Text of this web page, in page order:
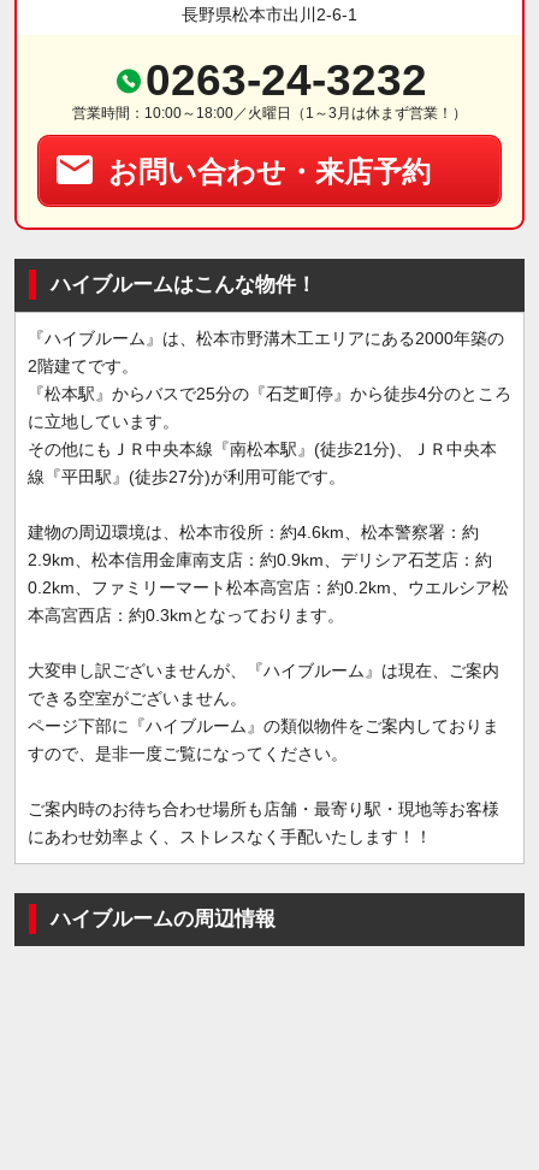
長野県松本市出川2-6-1
0263-24-3232
営業時間：10:00～18:00／火曜日（1～3月は休まず営業！）
お問い合わせ・来店予約
ハイブルームはこんな物件！
『ハイブルーム』は、松本市野溝木工エリアにある2000年築の
2階建てです。
『松本駅』からバスで25分の『石芝町停』から徒歩4分のところ
に立地しています。
その他にもＪＲ中央本線『南松本駅』(徒歩21分)、ＪＲ中央本
線『平田駅』(徒歩27分)が利用可能です。
建物の周辺環境は、松本市役所：約4.6km、松本警察署：約
2.9km、松本信用金庫南支店：約0.9km、デリシア石芝店：約
0.2km、ファミリーマート松本高宮店：約0.2km、ウエルシア松
本高宮西店：約0.3kmとなっております。
大変申し訳ございませんが、『ハイブルーム』は現在、ご案内
できる空室がございません。
ページ下部に『ハイブルーム』の類似物件をご案内しておりま
すので、是非一度ご覧になってください。
ご案内時のお待ち合わせ場所も店舗・最寄り駅・現地等お客様
にあわせ効率よく、ストレスなく手配いたします！！
ハイブルームの周辺情報